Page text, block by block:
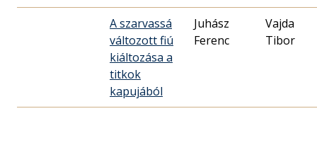
A szarvassá
változott fiú
kiáltozása a
titkok
kapujából
Juhász
Ferenc
Vajda
Tibor